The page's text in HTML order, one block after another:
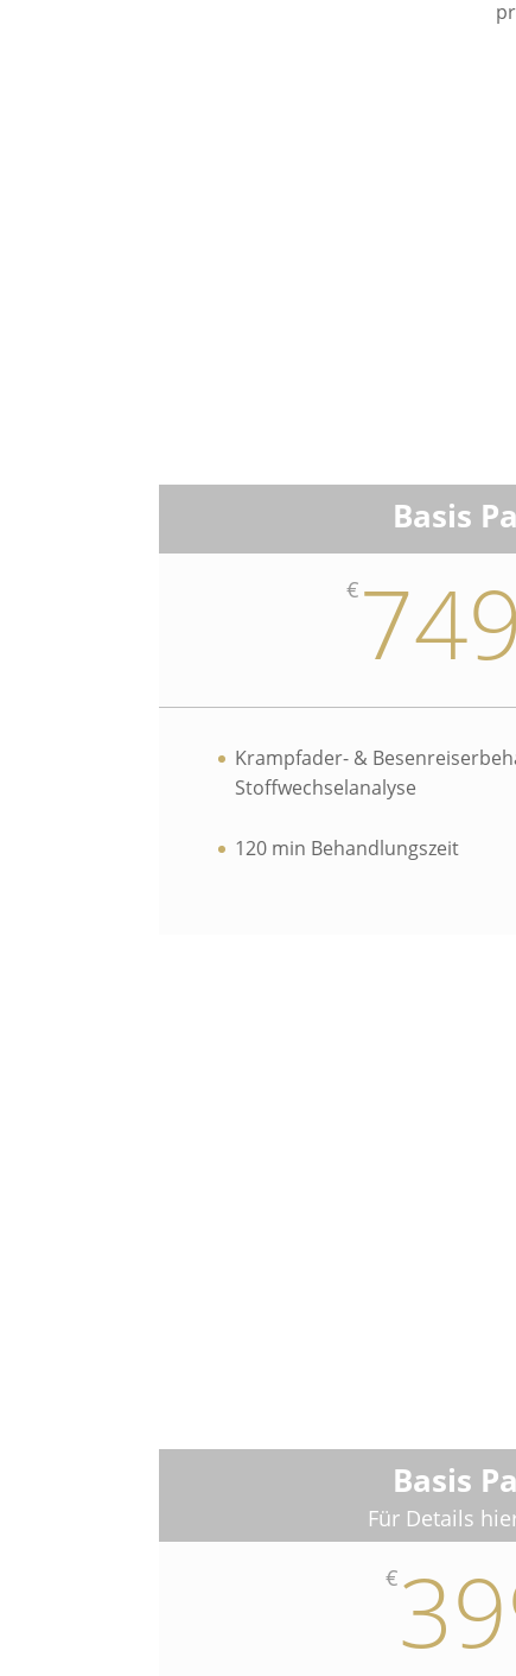
Basis
€
Krampfader- &
Stoffwechselanalyse
120 min Behandlungszeit
Basis
Für Details
€